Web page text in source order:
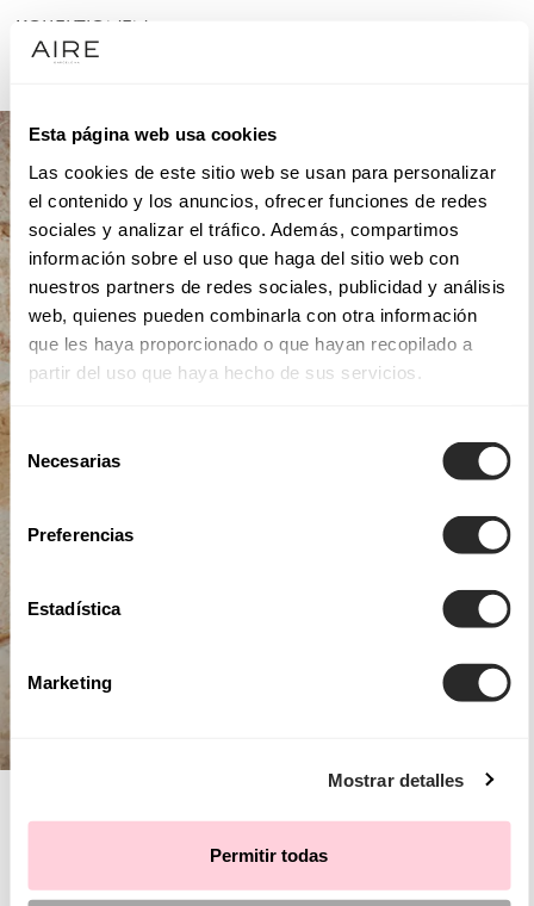
Esta página web usa cookies
Las cookies de este sitio web se usan para personalizar
el contenido y los anuncios, ofrecer funciones de redes
sociales y analizar el tráfico. Además, compartimos
información sobre el uso que haga del sitio web con
nuestros partners de redes sociales, publicidad y análisis
web, quienes pueden combinarla con otra información
que les haya proporcionado o que hayan recopilado a
partir del uso que haya hecho de sus servicios.
Selección
Necesarias
Preferencias
Estadística
Marketing
Mostrar detalles
Permitir todas
KOLLEKTIONEN